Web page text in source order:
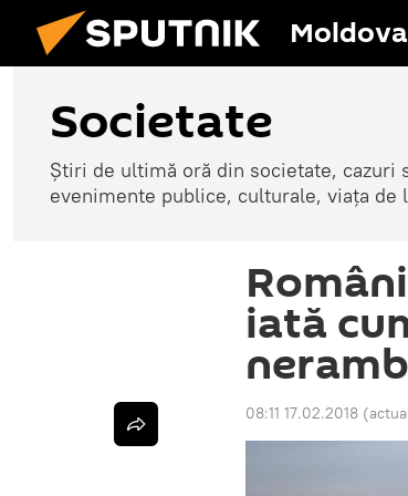
Societate
Știri de ultimă oră din societate, cazuri
evenimente publice, culturale, viața de
iată
08:11 17.02.2018